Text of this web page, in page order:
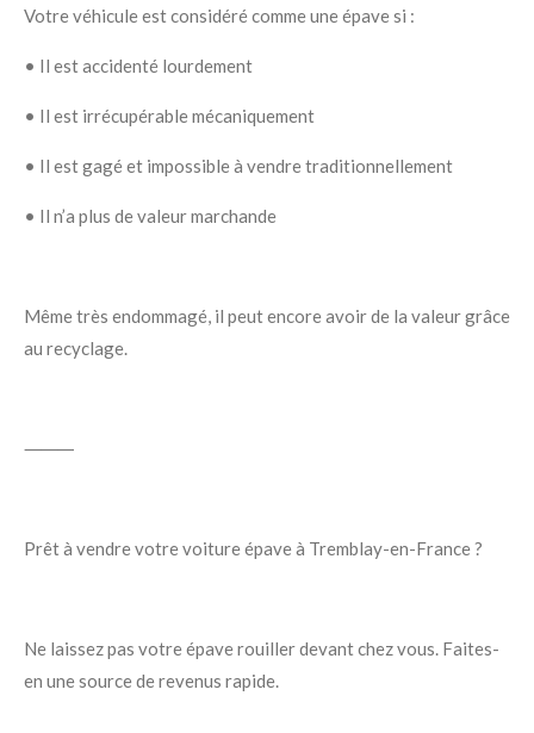
Votre véhicule est considéré comme une épave si :
• Il estaccidenté lourdement
• Il est irrécupérablemécaniquement
• Il estgagé et impossible à vendre traditionnellement
• Il n’a plus de valeur marchande
Mêmetrès endommagé, il peut encore avoir de la valeur grâce
au recyclage.
⸻
Prêt à vendre votre voiture épave à Tremblay-en-France ?
Ne laissez pas votre épave rouiller devant chez vous. Faites-
en une source de revenus rapide.